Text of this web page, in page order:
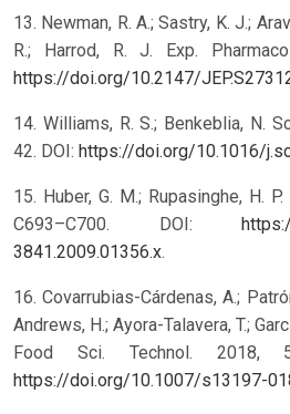
13. Newman, R. A.; Sastry, K. J.;
R.; Harrod, R. J. Exp.
https://doi.org/10.2147/
14. Williams, R. S.; Benkeblia, N.
42. DOI: https://doi.org/10.1016/
15. Huber, G. M.; Rupasinghe, H.
C693–C700. DOI:
3841.2009.01356.x.
16. Covarrubias-Cárdenas, A.;
Andrews, H.; Ayora-Talavera, T.;
Food Sci. Technol. 2018,
https://doi.org/10.1007/s13197-